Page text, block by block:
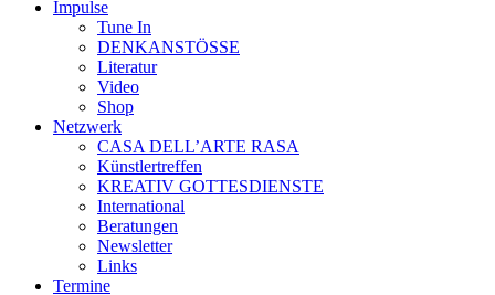
Impulse
Tune In
DENKANSTÖSSE
Literatur
Video
Shop
Netzwerk
CASA DELL’ARTE RASA
Künstlertreffen
KREATIV GOTTESDIENSTE
International
Beratungen
Newsletter
Links
Termine